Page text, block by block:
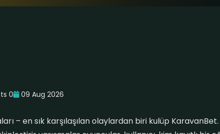
0 09 Aug 2026
– en sık karşılaşılan olaylardan biri kulüp